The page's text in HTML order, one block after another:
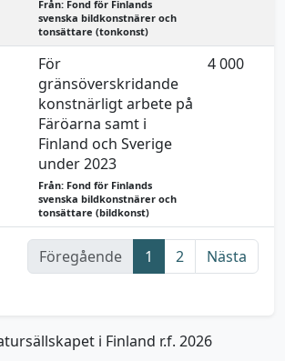
Från: Fond för Finlands
svenska bildkonstnärer och
tonsättare (tonkonst)
För
gränsöverskridande
konstnärligt arbete på
Färöarna samt i
Finland och Sverige
under 2023
Från: Fond för Finlands
svenska bildkonstnärer och
tonsättare (bildkonst)
4 000
Föregående 1 2 Nästa
i Finland r.f. 2026